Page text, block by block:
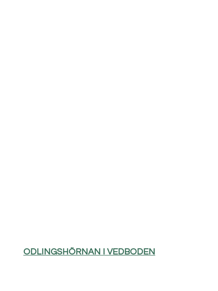
ODLINGSHÖRNAN I VEDBODEN